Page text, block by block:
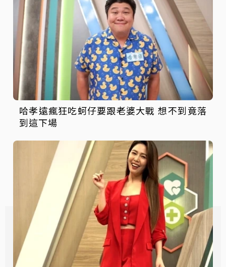
哈孝遠瘋狂吃蚵仔要跟老婆大戰 想不到竟落
到這下場